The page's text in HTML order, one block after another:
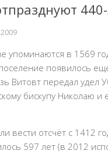
упоминаются в 1569
появилось
Витовт передал удел
бискупу Николаю и
вести отсчёт с 1412
597 лет (в 2012